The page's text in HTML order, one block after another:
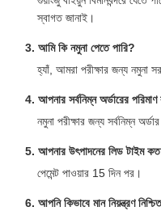
স্বাগত জানাই।
3. আমি কি নমুনা পেতে পারি?
হ্যাঁ, আমরা পরীক্ষার জন্য নমুনা
4. আপনার সর্বনিম্ন অর্ডারের
নমুনা পরীক্ষার জন্য সর্বনিম্ন
5. আপনার উৎপাদনের লিড টাইম
পেমেন্ট পাওয়ার 15 দিন পর।
6. আপনি কিভাবে মান নিয়ন্ত্রণ